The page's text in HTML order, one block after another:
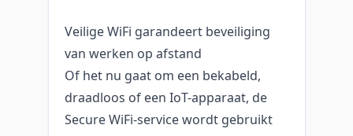
Veilige WiFi garandeert beveiliging
van werken op afstand
Of het nu gaat om een bekabeld,
draadloos of een IoT-apparaat, de
Secure WiFi-service wordt gebruikt